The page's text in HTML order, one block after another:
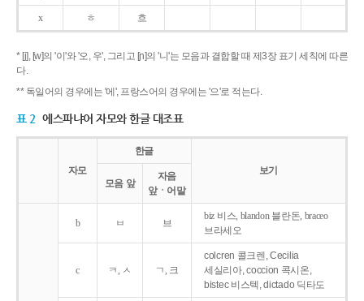
x ㅎ 흐
* [j], [w]의 '이'와 '오, 우', 그리고 [ɲ]의 '니'는 모음과 결합할 때 제3장 표기 세칙에 따른
다.
** 독일어의 경우에는 '에', 프랑스어의 경우에는 '으'로 적는다.
표 2 에스파냐어 자모와 한글 대조표
자모
한글
보기
모음 앞
자음
앞ㆍ어말
b ㅂ 브
biz 비스, blandon 블란돈, braceo
브라세오
c ㅋ, ㅅ ㄱ, 크
colcren 콜크렌, Cecilia
세실리아, coccion 콕시온,
bistec 비스텍, dictado 딕타도